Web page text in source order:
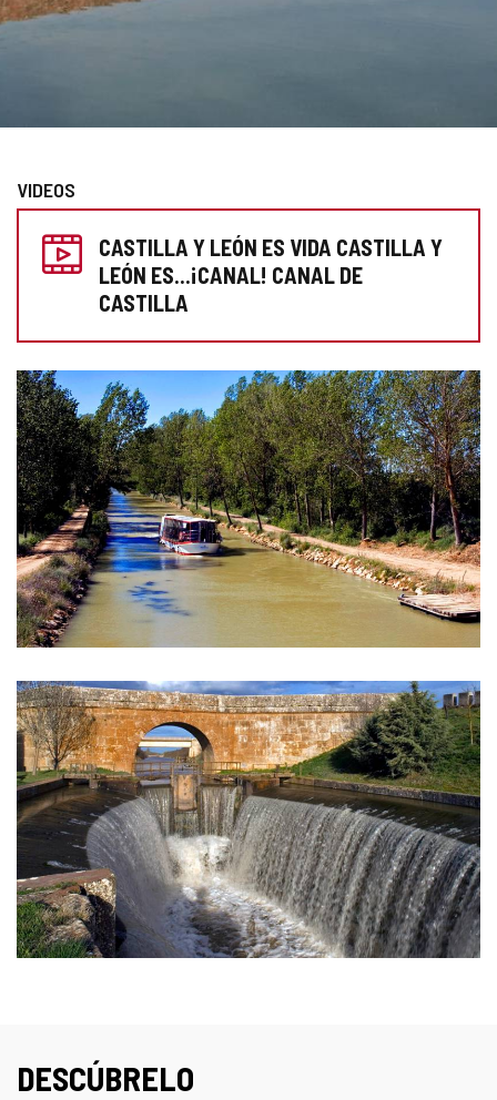
PREPARA
TU
VISITA
VIDEOS
CASTILLA Y LEÓN ES VIDA CASTILLA Y
LEÓN ES...¡CANAL! CANAL DE
CASTILLA
GALERÍA
DE
IMÁGENES
DESCÚBRELO